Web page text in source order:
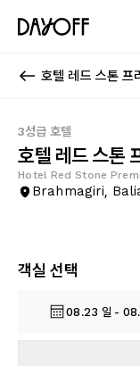
호텔 레드 스톤 프
3성급 호텔
호텔 레드 스톤
Hotel Red Stone
Brahmagiri,
객실 선택
08.23 일 -